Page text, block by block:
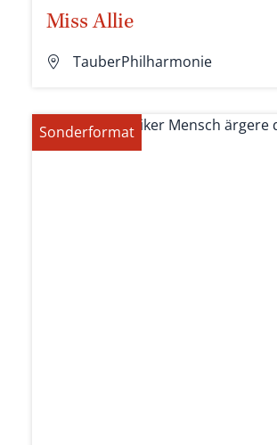
Miss Allie
TauberPhilharmonie
Sonderformat